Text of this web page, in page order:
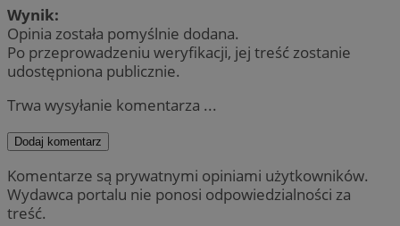
Wynik:
Opinia została pomyślnie dodana.
Po przeprowadzeniu weryfikacji, jej treść zostanie
udostępniona publicznie.
Trwa wysyłanie komentarza ...
Dodaj komentarz
Komentarze są prywatnymi opiniami użytkowników.
Wydawca portalu nie ponosi odpowiedzialności za
treść.